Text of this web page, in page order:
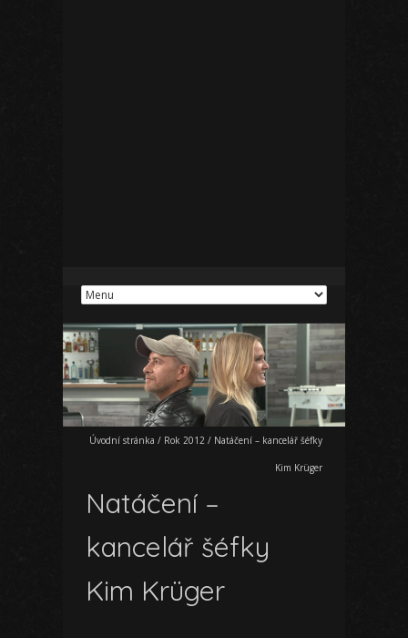
Úvodní stránka / Rok 2012 / Natáčení – kancelář šéfky
Kim Krüger
Natáčení –
kancelář šéfky
Kim Krüger